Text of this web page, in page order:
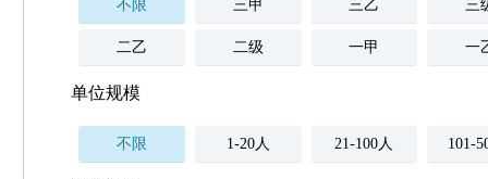
不限 三甲 三乙 三
二乙 二级 一甲 一
单位规模
不限 1-20人 21-100人 101-